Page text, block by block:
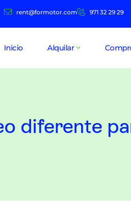
rent@formotor.com 971 32 29 29
Inicio Alquilar
diferente